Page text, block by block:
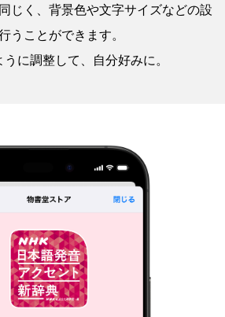
じく、背景色や文字サイズなどの設
うことができます。
に調整して、自分好みに。